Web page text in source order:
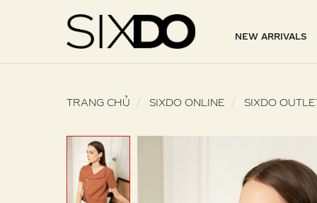
NEW ARRIVALS
TRANG CHỦ SIXDO ONLINE SIXDO